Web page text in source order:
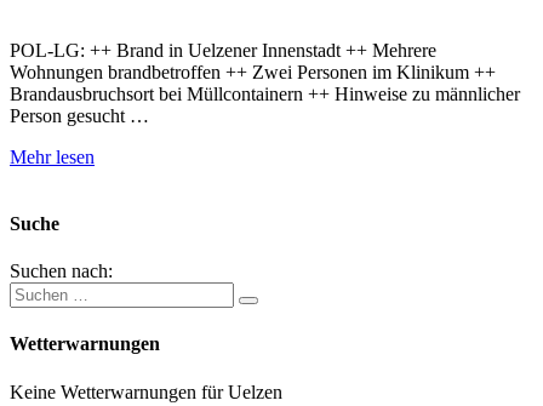
POL-LG: ++ Brand in Uelzener Innenstadt ++ Mehrere
Wohnungen brandbetroffen ++ Zwei Personen im Klinikum ++
Brandausbruchsort bei Müllcontainern ++ Hinweise zu männlicher
Person gesucht …
Mehr lesen
Suche
Suchen nach:
Wetterwarnungen
Keine Wetterwarnungen für Uelzen